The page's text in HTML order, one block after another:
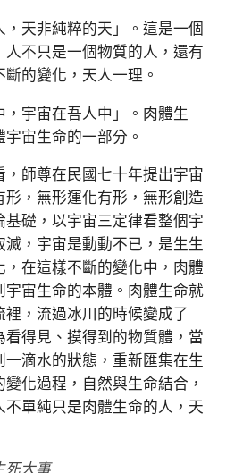
天非純粹的天」。這是一個
不只是一個物質的人，還有
的變化，天人一理。
宇宙在吾人中」。肉體生
宙生命的一部分。
師尊在民國七十年提出宇宙
，無形運化有形，無形創造
礎，以宇宙三定律看整個宇
，宇宙是動動不已，是生生
在這樣不斷的變化中，肉體
宇宙生命的本體。肉體生命就
，流過冰川的時候變成了
得見、摸得到的物質體，當
滴水的狀態，重新匯集在生
化過程，自然與生命結合，
單純只是肉體生命的人，天
死大事